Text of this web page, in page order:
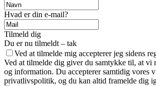
Hvad er din e-mail?
Tilmeld dig
Du er nu tilmeldt – tak
Ved at tilmelde mig accepterer jeg sidens
Ved at tilmelde dig giver du samtykke til, at vi
og information. Du accepterer samtidig vores
privatlivspolitik, og du kan altid framelde dig